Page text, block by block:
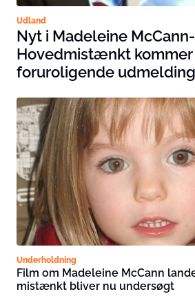
Udland
Nyt i Madeleine
Hovedmistænkt
foruroligende udmelding
Underholdning
Film om Madeleine McCann
mistænkt bliver nu undersøgt